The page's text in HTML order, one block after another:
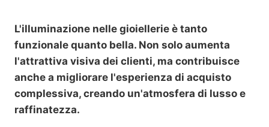
L'illuminazione nelle gioiellerie è tanto
funzionale quanto bella. Non solo aumenta
l'attrattiva visiva dei clienti, ma contribuisce
anche a migliorare l'esperienza di acquisto
complessiva, creando un'atmosfera di lusso e
raffinatezza.